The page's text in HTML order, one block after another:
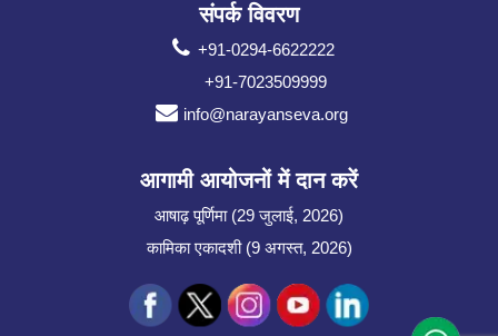
संपर्क विवरण
+91-0294-6622222
+91-7023509999
info@narayanseva.org
आगामी आयोजनों में दान करें
आषाढ़ पूर्णिमा (29 जुलाई, 2026)
कामिका एकादशी (9 अगस्त, 2026)